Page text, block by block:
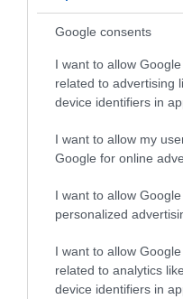
Google consents
I want to allow
related to advertising
device identifiers in
I want to allow my
Google for online
I want to allow
personalized
I want to allow
related to analytics
device identifiers in
hogy
„hogyan tudjuk
-mondta Griffis.
A négynapos munkarend
kapcsán is írtunk,
EBBEN
négynapos munkahét
kommunikáció